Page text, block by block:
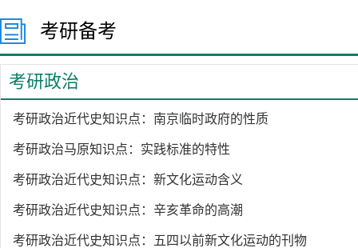
考研备考
考研政治
考研政治近代史知识点：南京临时政府的性质
考研政治马原知识点：实践标准的特性
考研政治近代史知识点：新文化运动含义
考研政治近代史知识点：辛亥革命的高潮
考研政治近代史知识点：五四以前新文化运动的刊物